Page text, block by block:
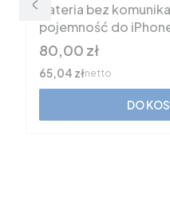
Bateria bez
pojemność do
Cena
80,00 zł
Cena
65,04 złnetto
DO